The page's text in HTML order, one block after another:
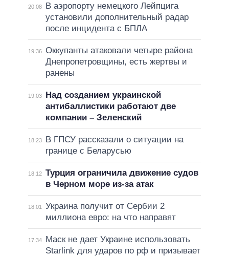
20:08
В аэропорту немецкого Лейпцига
установили дополнительный радар
после инцидента с БПЛА
19:36 Оккупанты атаковали четыре района
Днепропетровщины, есть жертвы и
ранены
19:03
Над созданием украинской
антибаллистики работают две
компании – Зеленский
18:23
В ГПСУ рассказали о ситуации на
границе с Беларусью
18:12 Турция ограничила движение судов
в Черном море из-за атак
18:01
Украина получит от Сербии 2
миллиона евро: на что направят
17:34
Маск не дает Украине использовать
Starlink для ударов по рф и призывает